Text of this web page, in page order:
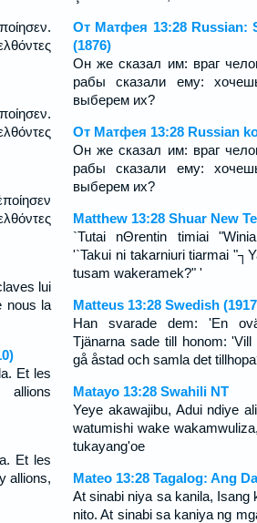
lui
nous la
Et les
allions
Et les
allions,
От Матфея 13:28 Russian:
(1876)
Он же сказал им: враг
рабы сказали ему:
выберем их?
От Матфея 13:28 Russian
Он же сказал им: враг
рабы сказали ему:
выберем их?
Matthew 13:28 Shuar New
`Tutai nΘrentin timiai
'`Takui ni takarniuri tiarmai
tusam wakeramek?" '
Matteus 13:28 Swedish
Han svarade dem: 'En
Tjänarna sade till honom:
gå åstad och samla det
Matayo 13:28 Swahili NT
Yeye akawajibu, Adui ndiye
watumishi wake
tukayang'oe
Mateo 13:28 Tagalog: Ang
At sinabi niya sa kanila, Isang
nito. At sinabi sa kaniya ng